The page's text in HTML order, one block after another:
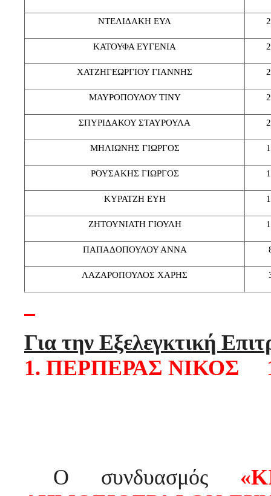
ΝΤΕΛΙΔΑΚΗ ΕΥΑ
ΚΑΤΟΥΦΑ ΕΥΓΕΝΙΑ
ΧΑΤΖΗΓΕΩΡΓΙΟΥ ΓΙΑΝΝΗΣ
ΜΑΥΡΟΠΟΥΛΟΥ ΤΙΝΥ
ΣΠΥΡΙΔΑΚΟΥ ΣΤΑΥΡΟΥΛΑ
ΜΗΛΙΩΝΗΣ ΓΙΩΡΓΟΣ
ΡΟΥΣΑΚΗΣ ΓΙΩΡΓΟΣ
ΚΥΡΑΤΖΗ ΕΥΗ
ΖΗΤΟΥΝΙΑΤΗ ΓΙΟΥΛΗ
ΠΑΠΑΔΟΠΟΥΛΟΥ ΑΝΝΑ
ΛΑΖΑΡΟΠΟΥΛΟΣ ΧΑΡΗΣ
Για την Εξελεγκτική
1. ΠΕΡΠΕΡΑΣ ΝΙΚΟΣ
Ο συνδυασμός